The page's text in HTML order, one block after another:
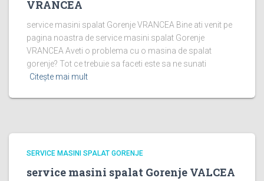
VRANCEA
service masini spalat Gorenje VRANCEA Bine ati venit pe
pagina noastra de service masini spalat Gorenje
VRANCEA Aveti o problema cu o masina de spalat
gorenje? Tot ce trebuie sa faceti este sa ne sunati
Citește mai mult
SERVICE MASINI SPALAT GORENJE
service masini spalat Gorenje VALCEA